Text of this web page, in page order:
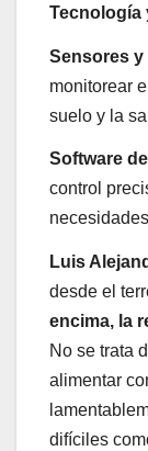
Tecnología
Sensores y
monitorear
suelo y la
Software
control
Luis
desde el
encima, la
No se trata
alimentar
difíciles